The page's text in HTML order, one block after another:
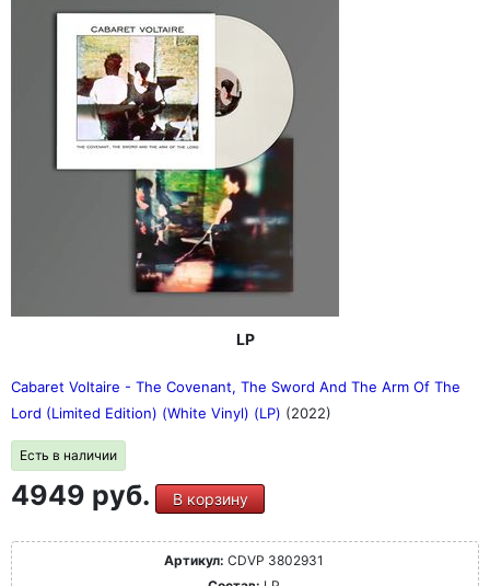
LP
Cabaret Voltaire - The Covenant, The Sword And The Arm Of The
Lord (Limited Edition) (White Vinyl) (LP) (2022)
Есть в наличии
4949 руб. В корзину
Артикул: CDVP 3802931